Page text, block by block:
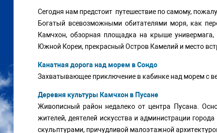
Сегодня нам предстоит путешествие по самому,
Богатый всевозможными обитателями моря, как
Камчхон, обзорная площадка на крыше
Южной Кореи, прекрасный Остров Камелий и место
Канатная дорога над морем в Сондо
Захватывающее приключение в кабинке над морем с
Деревня культуры Камчхон в Пусане
Живописный район недалеко от центра Пусана.
жителей, деятелей искусства и администрации
скульптурами, причудливой малоэтажной